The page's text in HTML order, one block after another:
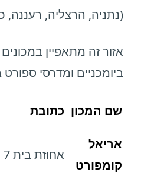
(נתניה, הרצליה, רעננה,
אזור זה מתאפיין
ביומכניים ומדרסי
שם המכון כתובת
אריאל
קומפורט
אחוזת בית 7